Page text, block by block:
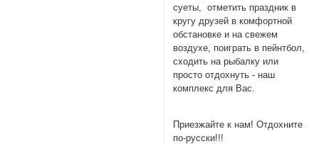
суеты, отметить праздник в
кругу друзей в комфортной
обстановке и на свежем
воздухе, поиграть в пейнтбол,
сходить на рыбалку или
просто отдохнуть - наш
комплекс для Вас.
Приезжайте к нам! Отдохните
по-русски!!!